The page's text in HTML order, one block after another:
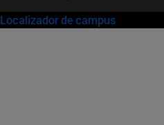
Localizador de campus